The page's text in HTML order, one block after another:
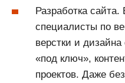
Разработка
специалисты по
верстки и
«под ключ»,
проектов. Даже